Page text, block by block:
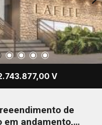
V
de
em andamento,